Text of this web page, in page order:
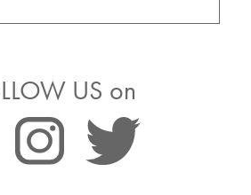
US on